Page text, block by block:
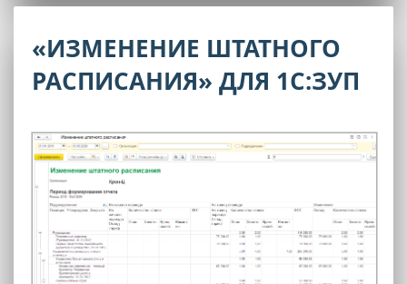
«ИЗМЕНЕНИЕ ШТАТНОГО
РАСПИСАНИЯ» ДЛЯ 1С:ЗУП